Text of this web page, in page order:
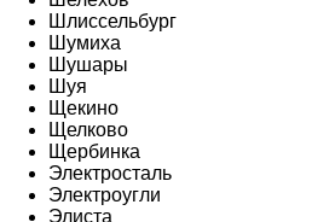
Шлиссельбург
Шумиха
Шушары
Шуя
Щекино
Щелково
Щербинка
Электросталь
Электроугли
Элиста